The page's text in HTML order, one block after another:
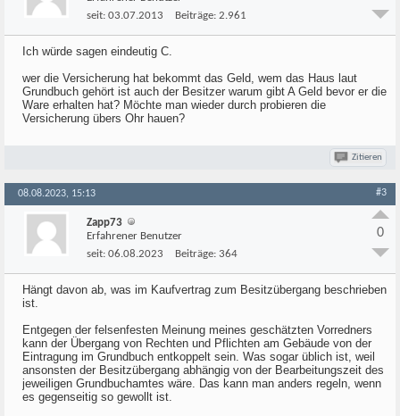
seit: 03.07.2013 Beiträge: 2.961
Ich würde sagen eindeutig C.
wer die Versicherung hat bekommt das Geld, wem das Haus laut
Grundbuch gehört ist auch der Besitzer warum gibt A Geld bevor er die
Ware erhalten hat? Möchte man wieder durch probieren die
Versicherung übers Ohr hauen?
Zitieren
08.08.2023, 15:13 #3
Zapp73
Erfahrener Benutzer
seit: 06.08.2023 Beiträge: 364
0
Hängt davon ab, was im Kaufvertrag zum Besitzübergang beschrieben
ist.
Entgegen der felsenfesten Meinung meines geschätzten Vorredners
kann der Übergang von Rechten und Pflichten am Gebäude von der
Eintragung im Grundbuch entkoppelt sein. Was sogar üblich ist, weil
ansonsten der Besitzübergang abhängig von der Bearbeitungszeit des
jeweiligen Grundbuchamtes wäre. Das kann man anders regeln, wenn
es gegenseitig so gewollt ist.